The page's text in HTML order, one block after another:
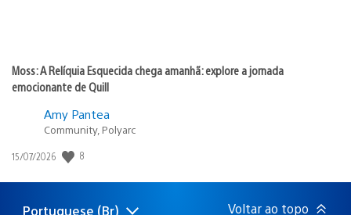
Moss: A Relíquia Esquecida chega amanhã: explore a jornada
emocionante de Quill
Amy Pantea
Community, Polyarc
Data
publicação:
15/07/2026 8
Portuguese (Br) Voltar ao topo